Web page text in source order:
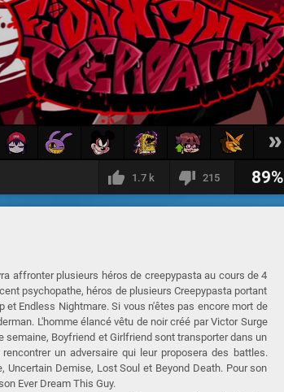
1.7 k 215 89%
affronter plusieurs héros de creepypasta au cours de 4
psychopathe, héros de plusieurs Creepypasta portant
Endless Nightmare. Si vous n'êtes pas encore mort de
L'homme élancé vêtu de noir créé par Victor Surge
semaine, Boyfriend et Girlfriend sont transporter dans un
un adversaire qui leur proposera des battles.
Demise, Lost Soul et Beyond Death. Pour son
Ever Dream This Guy.